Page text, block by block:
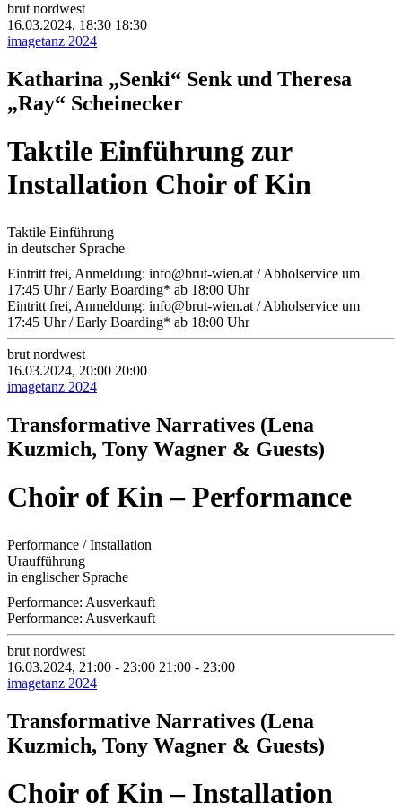
brut nordwest
16.03.2024, 18:30 18:30
imagetanz 2024
Katharina „Senki“ Senk und Theresa
„Ray“ Scheinecker
Taktile Einführung zur
Installation Choir of Kin
Taktile Einführung
in deutscher Sprache
Eintritt frei, Anmeldung: info@brut-wien.at / Abholservice um
17:45 Uhr / Early Boarding* ab 18:00 Uhr
Eintritt frei, Anmeldung: info@brut-wien.at / Abholservice um
17:45 Uhr / Early Boarding* ab 18:00 Uhr
brut nordwest
16.03.2024, 20:00 20:00
imagetanz 2024
Transformative Narratives (Lena
Kuzmich, Tony Wagner & Guests)
Choir of Kin – Performance
Performance / Installation
Uraufführung
in englischer Sprache
Performance: Ausverkauft
Performance: Ausverkauft
brut nordwest
16.03.2024, 21:00 - 23:00 21:00 - 23:00
imagetanz 2024
Transformative Narratives (Lena
Kuzmich, Tony Wagner & Guests)
Choir of Kin – Installation